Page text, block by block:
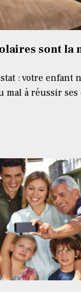
sont la
: votre enfant
mal à réussir ses